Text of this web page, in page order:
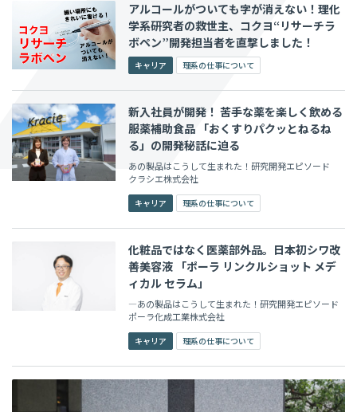
アルコールがついても字が消えない！理化
学系研究者の救世主、コクヨ“リサーチラ
ボペン”開発担当者を直撃しました！
キャリア 理系の仕事について
新入社員が開発！ 苦手な薬を楽しく飲める
服薬補助食品 「おくすりパクッとねるね
る」の開発秘話に迫る
あの製品はこうして生まれた！研究開発エピソード
クラシエ株式会社
キャリア 理系の仕事について
化粧品ではなく医薬部外品。日本初シワ改
善美容液 「ポーラ リンクルショット メデ
ィカル セラム」
―あの製品はこうして生まれた！研究開発エピソード
ポーラ化成工業株式会社
キャリア 理系の仕事について